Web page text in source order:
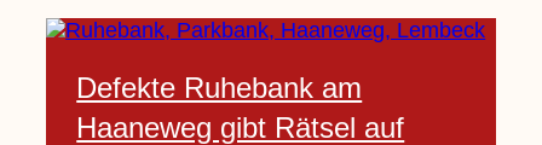
Defekte Ruhebank am
Haaneweg gibt Rätsel auf